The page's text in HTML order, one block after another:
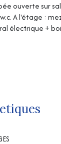
ouverte sur
A l'étage :
électrique +